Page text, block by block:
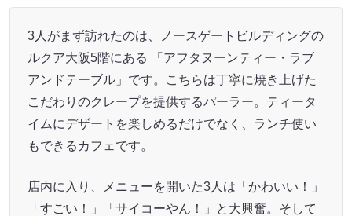
3人がまず訪れたのは、ノースゲートビルディングの
ルクア大阪5階にある 「アフタヌーンティー・ラブ
アンドテーブル」です。こちらは丁寧に焼き上げた
こだわりのクレープを提供するパーラー。ティータ
イムにデザートを楽しめるだけでなく、ランチ使い
もできるカフェです。
店内に入り、メニューを開いた3人は「かわいい！」
「すごい！」「サイコーやん！」と大興奮。そして